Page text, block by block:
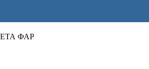
ФАР